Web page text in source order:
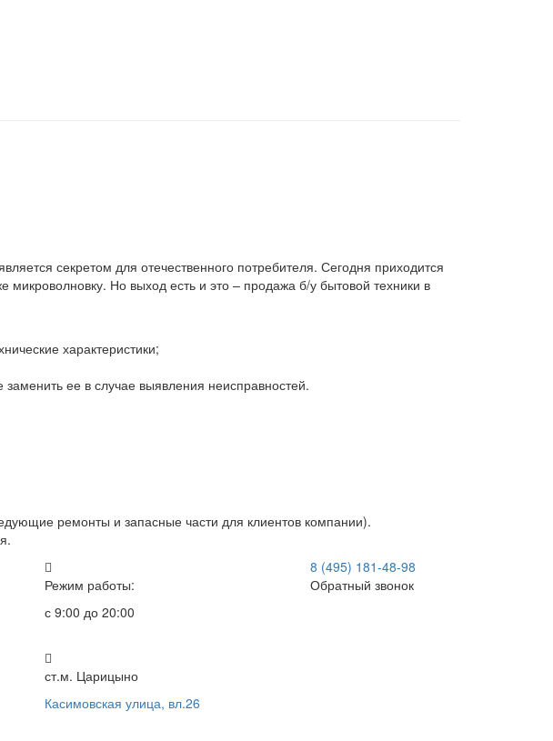
секретом для отечественного потребителя. Сегодня приходится
Но выход есть и это – продажа б/у бытовой техники в
характеристики;
ее в случае выявления неисправностей.
ремонты и запасные части для клиентов компании).
Режим работы:
с 9:00 до 20:00
ст.м. Царицыно
Касимовская улица, вл.26
8 (495) 181-48-98
Обратный звонок